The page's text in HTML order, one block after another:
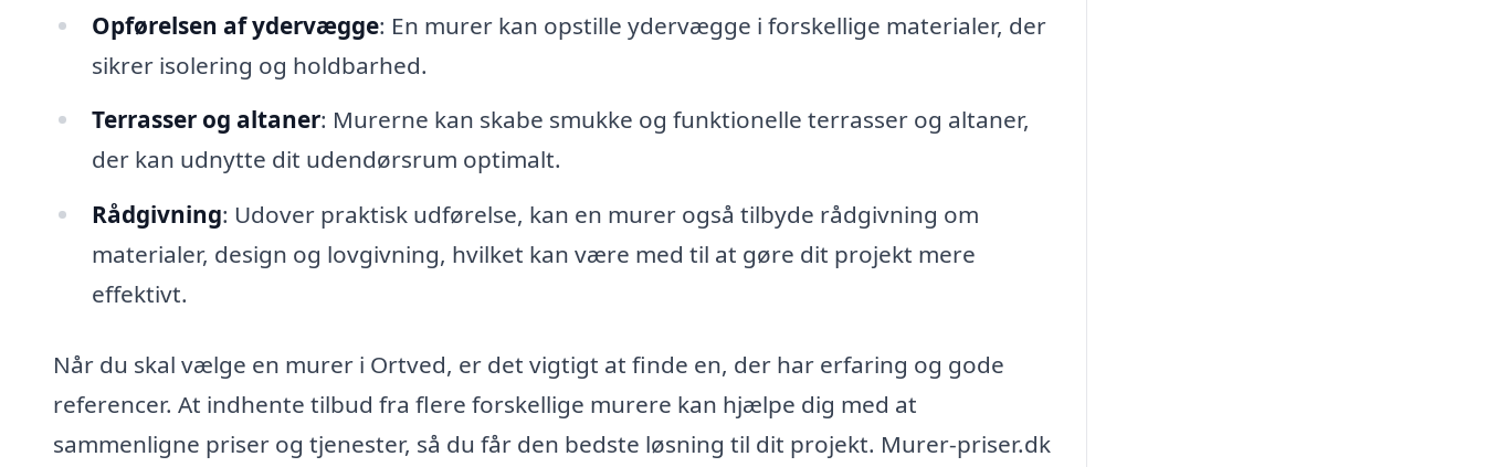
Opførelsen af ydervægge: En murer kan opstille ydervægge i forskellige materialer, der
sikrer isolering og holdbarhed.
Terrasser og altaner: Murerne kan skabe smukke og funktionelle terrasser og altaner,
der kan udnytte dit udendørsrum optimalt.
Rådgivning: Udover praktisk udførelse, kan en murer også tilbyde rådgivning om
materialer, design og lovgivning, hvilket kan være med til at gøre dit projekt mere
effektivt.
Når du skal vælge en murer i Ortved, er det vigtigt at finde en, der har erfaring og gode
referencer. At indhente tilbud fra flere forskellige murere kan hjælpe dig med at
sammenligne priser og tjenester, så du får den bedste løsning til dit projekt. Murer-priser.dk